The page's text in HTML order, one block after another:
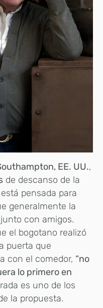
EE. UU.,
de descanso de la
pensada para
generalmente la
con amigos.
el bogotano realizó
puerta que
con el comedor, “no
lo primero en
es uno de los
la propuesta.